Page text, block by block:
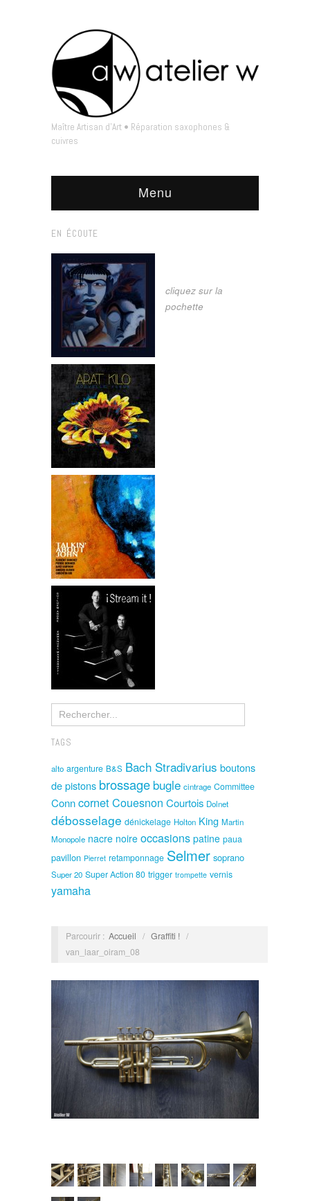
Maître Artisan d'Art • Réparation saxophones &
cuivres
Menu
EN ÉCOUTE
cliquez sur la
pochette
TAGS
alto argenture B&S Bach Stradivarius boutons
de pistons brossage bugle cintrage Committee
ConncornetCouesnon Courtois Dolnet
débosselage dénickelage Holton King Martin
Monopole nacre noire occasions patine paua
pavillon Pierret retamponnage Selmer soprano
Super 20 Super Action 80 trigger trompette vernis
yamaha
Parcourir : Accueil / Graffiti ! /
van_laar_oiram_08